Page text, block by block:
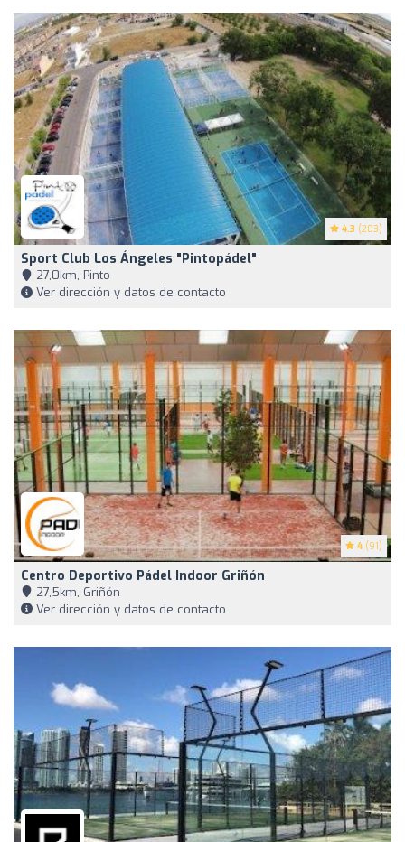
4.3 (203)
Sport Club Los Ángeles "pintopádel"
27,0km, Pinto
Ver dirección y datos de contacto
4 (91)
Centro Deportivo Pádel Indoor Griñón
27,5km, Griñón
Ver dirección y datos de contacto